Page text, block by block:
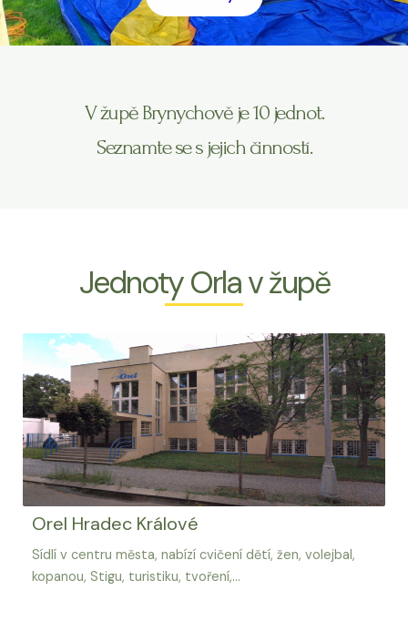
V župě Brynychově je 10 jednot.
Seznamte se s jejich činností.
Jednoty Orla v župě
Orel Hradec Králové
Sídlí v centru města, nabízí cvičení dětí, žen, volejbal,
kopanou, Stigu, turistiku, tvoření,...